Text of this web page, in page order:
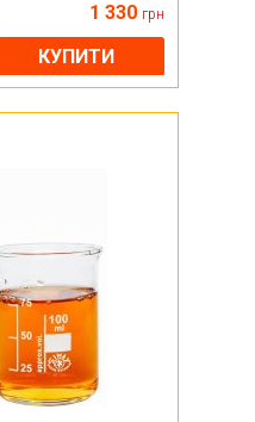
1 330 грн
КУПИТИ